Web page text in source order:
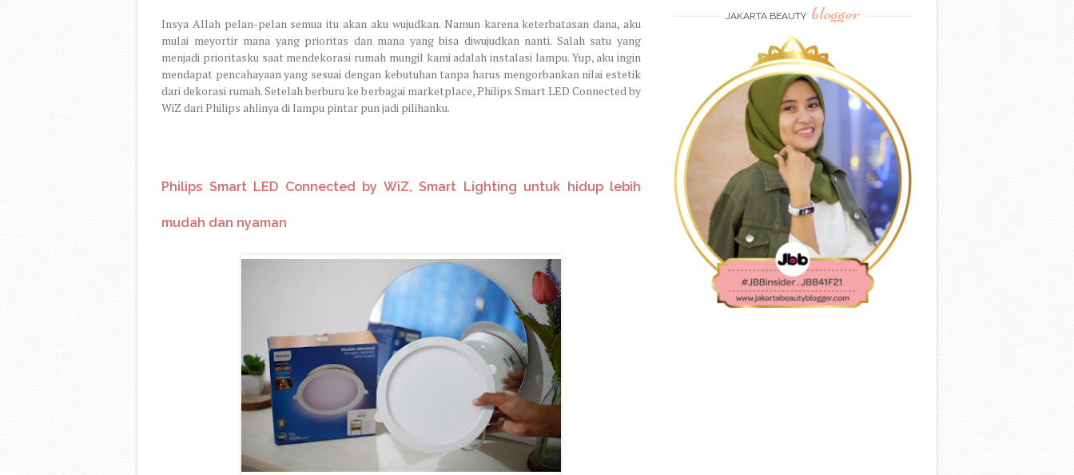
Insya Allah pelan-pelan semua itu akan aku wujudkan. Namun karena keterbatasan dana, aku
mulai meyortir mana yang prioritas dan mana yang bisa diwujudkan nanti. Salah satu yang
menjadi prioritasku saat mendekorasi rumah mungil kami adalah instalasi lampu. Yup, aku ingin
mendapat pencahayaan yang sesuai dengan kebutuhan tanpa harus mengorbankan nilai estetik
dari dekorasi rumah. Setelah berburu ke berbagai marketplace, Philips Smart LED Connected by
WiZ dari Philips ahlinya di lampu pintar pun jadi pilihanku.
Philips Smart LED Connected by WiZ, Smart Lighting untuk hidup lebih
mudah dan nyaman
JAKARTA BEAUTY blogger